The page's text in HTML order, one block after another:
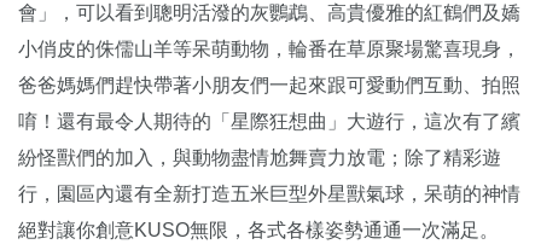
會」，可以看到聰明活潑的灰鸚鵡、高貴優雅的紅鶴們及嬌
小俏皮的侏儒山羊等呆萌動物，輪番在草原聚場驚喜現身，
爸爸媽媽們趕快帶著小朋友們一起來跟可愛動們互動、拍照
唷！還有最令人期待的「星際狂想曲」大遊行，這次有了繽
紛怪獸們的加入，與動物盡情尬舞賣力放電；除了精彩遊
行，園區內還有全新打造五米巨型外星獸氣球，呆萌的神情
絕對讓你創意KUSO無限，各式各樣姿勢通通一次滿足。